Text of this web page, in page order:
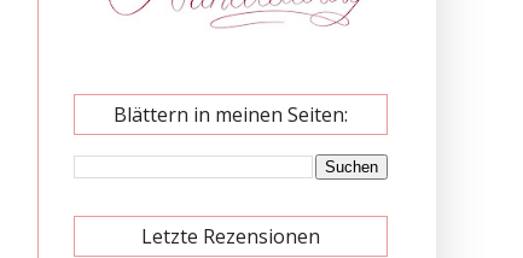
Blättern in meinen Seiten:
Letzte Rezensionen